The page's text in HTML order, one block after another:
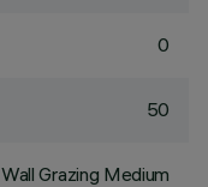
0
50
Grazing Medium